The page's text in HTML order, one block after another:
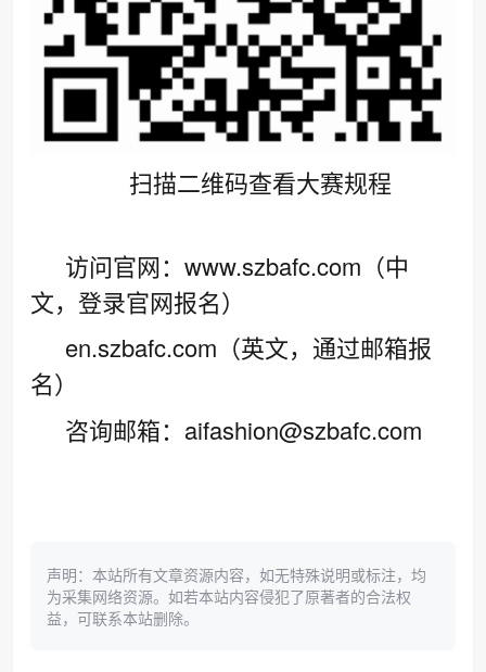
扫描二维码查看大赛规程
访问官网：www.szbafc.com（中
文，登录官网报名）
en.szbafc.com（英文，通过邮箱报
名）
咨询邮箱：aifashion@szbafc.com
声明：本站所有文章资源内容，如无特殊说明或标注，均
为采集网络资源。如若本站内容侵犯了原著者的合法权
益，可联系本站删除。